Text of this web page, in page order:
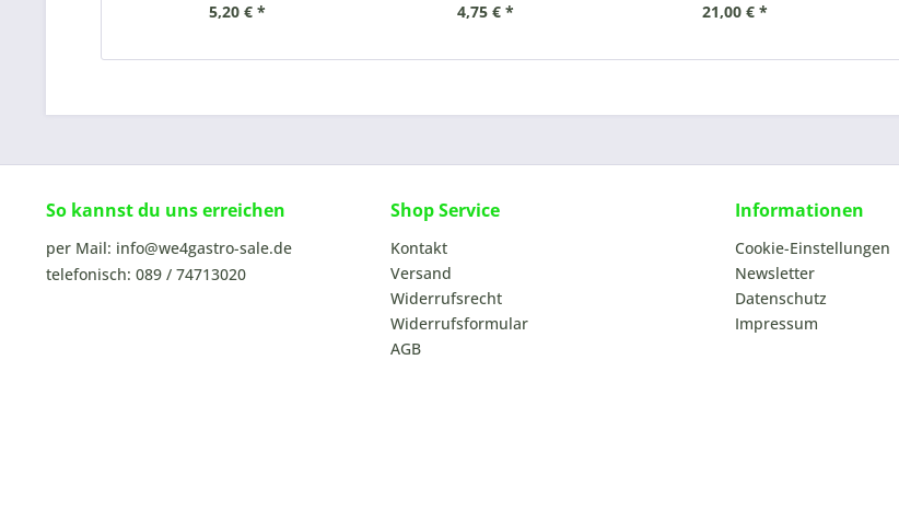
5,20 € * 4,75 € * 21,00 € *
So kannst du uns erreichen
per Mail: info@we4gastro-sale.de
telefonisch: 089 / 74713020
Shop Service
Kontakt
Versand
Widerrufsrecht
Widerrufsformular
AGB
Informationen
Cookie-Einstellungen
Newsletter
Datenschutz
Impressum